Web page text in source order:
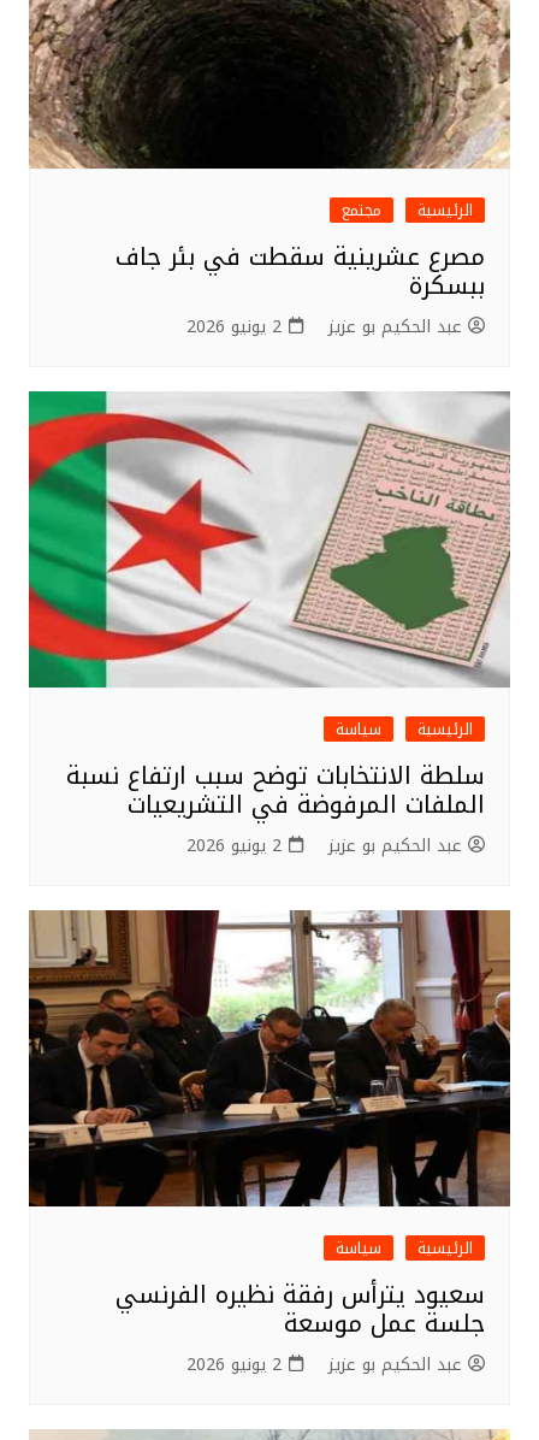
الرئيسية مجتمع
مصرع عشرينية سقطت في بئر جاف
ببسكرة
عبد الحكيم بو عزيز 2 يونيو 2026
الرئيسية سياسة
سلطة الانتخابات توضح سبب ارتفاع نسبة
الملفات المرفوضة في التشريعيات
عبد الحكيم بو عزيز 2 يونيو 2026
الرئيسية سياسة
سعيود يترأس رفقة نظيره الفرنسي
جلسة عمل موسعة
عبد الحكيم بو عزيز 2 يونيو 2026